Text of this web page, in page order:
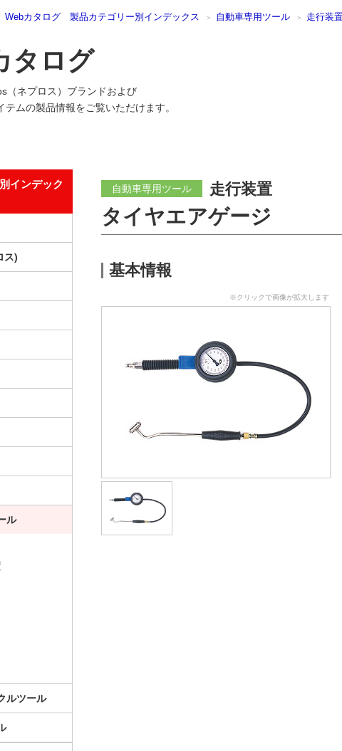
Webカタログ 製品カテゴリー別インデックス 自動車専用ツール 走行装
タログ
（ネプロス）ブランドおよび
テムの製品情報をご覧いただけます。
自動車専用ツール 走行装置
タイヤエアゲージ
基本情報
※クリックで画像が拡大します
インデック
ス)
ル
ルツール